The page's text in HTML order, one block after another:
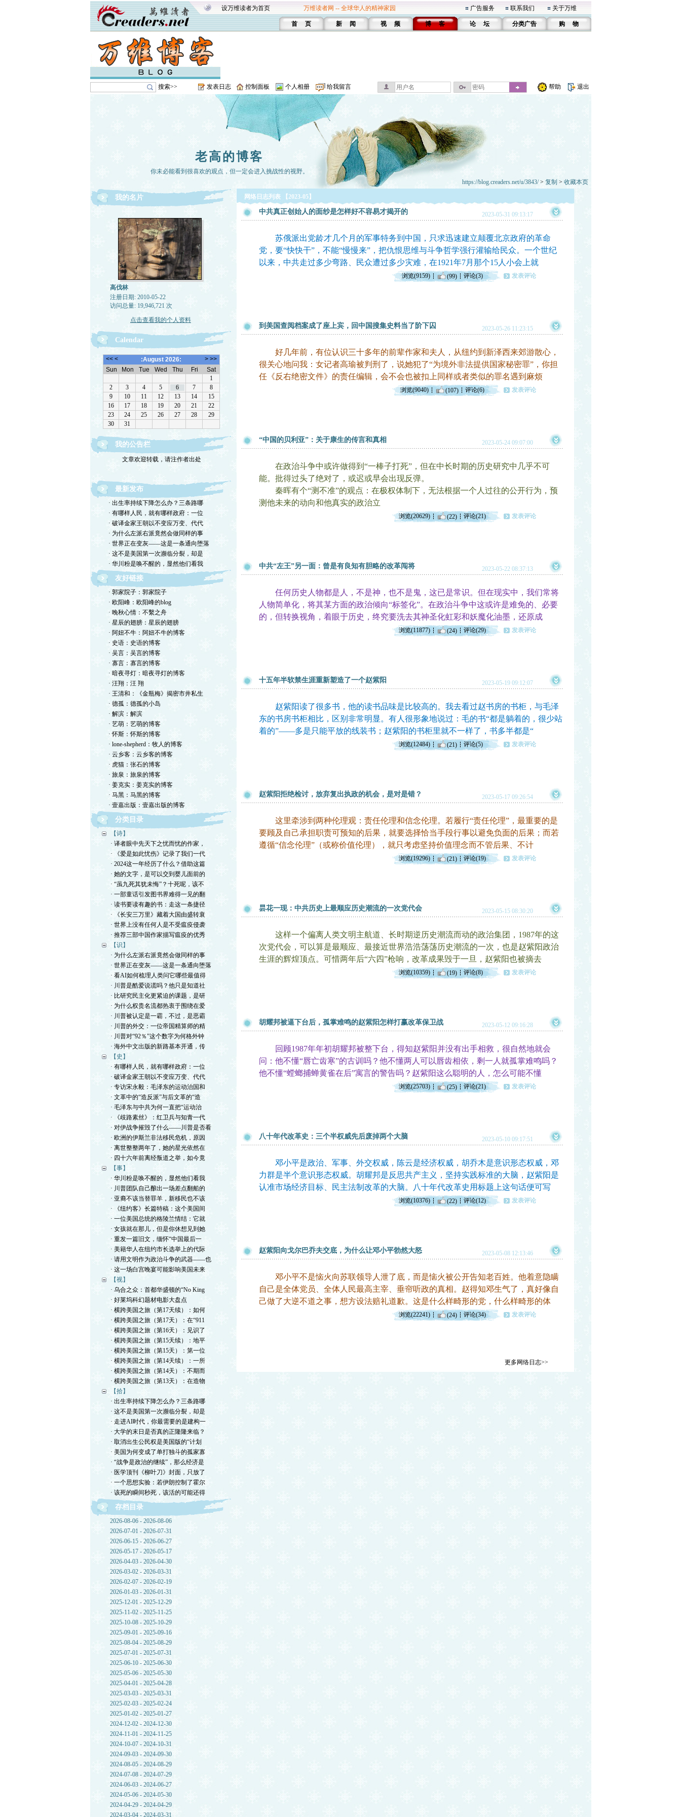
设万维读者为首页 万维读者网 -- 全球华人的精神家园 广告服务 联系我们 关于万维
首 页 新 闻 视 频 博 客 论 坛 分类广告 购 物
搜索>> 发表日志 控制面板 个人相册 给我留言 帮助 退出
老高的博客
你未必能看到很喜欢的观点，但一定会进入挑战性的视野。
https://blog.creaders.net/u/3843/> 复制 > 收藏本页
我的名片
高伐林
注册日期: 2010-05-22
访问总量: 19,946,721 次
点击查看我的个人资料
Calendar
我的公告栏
文章欢迎转载，请注作者出处
最新发布
· 出生率持续下降怎么办？三条路哪
· 有哪样人民，就有哪样政府：一位
· 破译金家王朝以不变应万变、代代
· 为什么左派右派竟然会做同样的事
· 世界正在变灰——这是一条通向堕落
· 这不是美国第一次濒临分裂，却是
· 华川粉是唤不醒的，显然他们看我
友好链接
· 郭家院子：郭家院子
· 欧阳峰：欧阳峰的blog
· 晚秋心情：不繫之舟
· 星辰的翅膀：星辰的翅膀
· 阿妞不牛：阿妞不牛的博客
· 史语：史语的博客
· 吴言：吴言的博客
· 寡言：寡言的博客
· 暗夜寻灯：暗夜寻灯的博客
· 汪翔：汪 翔
· 王清和：《金瓶梅》揭密市井私生
· 德孤：德孤的小岛
· 解滨：解滨
· 艺萌：艺萌的博客
· 怀斯：怀斯的博客
· lone-shepherd：牧人的博客
· 云乡客：云乡客的博客
· 虎猫：张石的博客
· 旅泉：旅泉的博客
· 姜克实：姜克实的博客
· 马黑：马黑的博客
· 壹嘉出版：壹嘉出版的博客
分类目录
【诗】
· 译者眼中先天下之忧而忧的作家，
· 《爱是如此忧伤》记录了我们一代
· 2024这一年经历了什么？借助这篇
· 她的文字，是可以交到婴儿面前的
· “虽九死其犹未悔”？十死呢，该不
· 一部童话引发图书界难得一见的翻
· 读书要读有趣的书：走这一条捷径
· 《长安三万里》藏着大国由盛转衰
· 世界上没有任何人是不受瘟疫侵袭
· 推荐三部中国作家描写瘟疫的优秀
【识】
· 为什么左派右派竟然会做同样的事
· 世界正在变灰——这是一条通向堕落
· 看AI如何梳理人类问它哪些最值得
· 川普是酷爱说谎吗？他只是知道社
· 比研究民主化更紧迫的课题，是研
· 为什么权贵名流都热衷于围绕在爱
· 川普被认定是一霸，不过，是恶霸
· 川普的外交：一位帝国精算师的精
· 川普对“92％”这个数字为何格外钟
· 海外中文出版的新路基本开通，传
【史】
· 有哪样人民，就有哪样政府：一位
· 破译金家王朝以不变应万变、代代
· 专访宋永毅：毛泽东的运动治国和
· 文革中的“造反派”与后文革的“造
· 毛泽东与中共为何一直把“运动治
· 《歧路素丝》：红卫兵与知青一代
· 对伊战争摧毁了什么——川普是否看
· 欧洲的伊斯兰非法移民危机，原因
· 离世整整两年了，她的星光依然在
· 四十六年前离经叛道之举，如今竟
【事】
· 华川粉是唤不醒的，显然他们看我
· 川普团队自己酿出一场差点翻船的
· 亚裔不该当替罪羊，新移民也不该
· 《纽约客》长篇特稿：这个美国间
· 一位美国总统的格陵兰情结：它就
· 女孩就在那儿，但是你休想见到她
· 重发一篇旧文，缅怀“中国最后一
· 美籍华人在纽约市长选举上的代际
· 请用文明作为政治斗争的武器——也
· 这一场白宫晚宴可能影响美国未来
【视】
· 乌合之众：首都华盛顿的“No King
· 好莱坞科幻题材电影大盘点
· 横跨美国之旅（第17天续）：如何
· 横跨美国之旅（第17天）：在“911
· 横跨美国之旅（第16天）：见识了
· 横跨美国之旅（第15天续）：地平
· 横跨美国之旅（第15天）：第一位
· 横跨美国之旅（第14天续）：一所
· 横跨美国之旅（第14天）：不期而
· 横跨美国之旅（第13天）：在造物
【拾】
· 出生率持续下降怎么办？三条路哪
· 这不是美国第一次濒临分裂，却是
· 走进AI时代，你最需要的是建构一
· 大学的末日是否真的正隆隆来临？
· 取消出生公民权是美国版的“计划
· 美国为何变成了单打独斗的孤家寡
· “战争是政治的继续”，那么经济是
· 医学顶刊《柳叶刀》封面，只放了
· 一个思想实验：若伊朗控制了霍尔
· 该死的瞬间秒死，该活的可能还得
存档目录
2026-08-06 - 2026-08-06
2026-07-01 - 2026-07-31
2026-06-15 - 2026-06-27
2026-05-17 - 2026-05-17
2026-04-03 - 2026-04-30
2026-03-02 - 2026-03-31
2026-02-07 - 2026-02-19
2026-01-03 - 2026-01-31
2025-12-01 - 2025-12-29
2025-11-02 - 2025-11-25
2025-10-08 - 2025-10-29
2025-09-01 - 2025-09-16
2025-08-04 - 2025-08-29
2025-07-01 - 2025-07-31
2025-06-10 - 2025-06-30
2025-05-06 - 2025-05-30
2025-04-01 - 2025-04-28
2025-03-03 - 2025-03-31
2025-02-03 - 2025-02-24
2025-01-02 - 2025-01-27
2024-12-02 - 2024-12-30
2024-11-01 - 2024-11-25
2024-10-07 - 2024-10-31
2024-09-03 - 2024-09-30
2024-08-05 - 2024-08-29
2024-07-08 - 2024-07-29
2024-06-03 - 2024-06-27
2024-05-06 - 2024-05-30
2024-04-29 - 2024-04-29
2024-03-04 - 2024-03-31
网络日志列表 【2023-05】
中共真正创始人的面纱是怎样好不容易才揭开的 2023-05-31 09:13:17
苏俄派出党龄才几个月的军事特务到中国，只求迅速建立颠覆北京政府的革命
党，要“快快干”，不能“慢慢来”，把仇恨思维与斗争哲学强行灌输给民众。一个世纪
以来，中共走过多少弯路、民众遭过多少灾难，在1921年7月那个15人小会上就
浏览(9159) (99) 评论(3) 发表评论
到美国查阅档案成了座上宾，回中国搜集史料当了阶下囚 2023-05-26 11:23:15
好几年前，有位认识三十多年的前辈作家和夫人，从纽约到新泽西来郊游散心，
很关心地问我：女记者高瑜被判刑了，说她犯了“为境外非法提供国家秘密罪”，你担
任《反右绝密文件》的责任编辑，会不会也被扣上同样或者类似的罪名遇到麻烦
浏览(9040) (107) 评论(6) 发表评论
“中国的贝利亚”：关于康生的传言和真相 2023-05-24 09:07:00
在政治斗争中或许做得到“一棒子打死”，但在中长时期的历史研究中几乎不可
能。批得过头了绝对了，或迟或早会出现反弹。
秦晖有个“测不准”的观点：在极权体制下，无法根据一个人过往的公开行为，预
测他未来的动向和他真实的政治立
浏览(20629) (22) 评论(21) 发表评论
中共“左王”另一面：曾是有良知有胆略的改革闯将 2023-05-22 08:37:13
任何历史人物都是人，不是神，也不是鬼，这已是常识。但在现实中，我们常将
人物简单化，将其某方面的政治倾向“标签化”。在政治斗争中这或许是难免的、必要
的，但转换视角，着眼于历史，终究要洗去其神圣化虹彩和妖魔化油墨，还原成
浏览(11877) (24) 评论(29) 发表评论
十五年半软禁生涯重新塑造了一个赵紫阳 2023-05-19 09:12:07
赵紫阳读了很多书，他的读书品味是比较高的。我去看过赵书房的书柜，与毛泽
东的书房书柜相比，区别非常明显。有人很形象地说过：毛的书“都是躺着的，很少站
着的”——多是只能平放的线装书；赵紫阳的书柜里就不一样了，书多半都是“
浏览(12484) (21) 评论(5) 发表评论
赵紫阳拒绝检讨，放弃复出执政的机会，是对是错？ 2023-05-17 09:26:54
这里牵涉到两种伦理观：责任伦理和信念伦理。若履行“责任伦理”，最重要的是
要顾及自己承担职责可预知的后果，就要选择恰当手段行事以避免负面的后果；而若
遵循“信念伦理”（或称价值伦理），就只考虑坚持价值理念而不管后果、不计
浏览(19296) (21) 评论(19) 发表评论
昙花一现：中共历史上最顺应历史潮流的一次党代会 2023-05-15 08:30:20
这样一个偏离人类文明主航道、长时期逆历史潮流而动的政治集团，1987年的这
次党代会，可以算是最顺应、最接近世界浩浩荡荡历史潮流的一次，也是赵紫阳政治
生涯的辉煌顶点。可惜两年后“六四”枪响，改革成果毁于一旦，赵紫阳也被摘去
浏览(10359) (19) 评论(8) 发表评论
胡耀邦被逼下台后，孤掌难鸣的赵紫阳怎样打赢改革保卫战 2023-05-12 09:16:28
回顾1987年年初胡耀邦被整下台，得知赵紫阳并没有出手相救，很自然地就会
问：他不懂“唇亡齿寒”的古训吗？他不懂两人可以唇齿相依，剩一人就孤掌难鸣吗？
他不懂“螳螂捕蝉黄雀在后”寓言的警告吗？赵紫阳这么聪明的人，怎么可能不懂
浏览(25703) (25) 评论(21) 发表评论
八十年代改革史：三个半权威先后废掉两个大脑 2023-05-10 09:17:51
邓小平是政治、军事、外交权威，陈云是经济权威，胡乔木是意识形态权威，邓
力群是半个意识形态权威。胡耀邦是反思共产主义，坚持实践标准的大脑，赵紫阳是
认准市场经济目标、民主法制改革的大脑。八十年代改革史用标题上这句话便可写
浏览(10376) (22) 评论(12) 发表评论
赵紫阳向戈尔巴乔夫交底，为什么让邓小平勃然大怒 2023-05-08 12:13:46
邓小平不是恼火向苏联领导人泄了底，而是恼火被公开告知老百姓。他着意隐瞒
自己是全体党员、全体人民最高主宰、垂帘听政的真相。赵得知邓生气了，真好像自
己做了大逆不道之事，想方设法赔礼道歉。这是什么样畸形的党，什么样畸形的体
浏览(22241) (24) 评论(34) 发表评论
更多网络日志>>